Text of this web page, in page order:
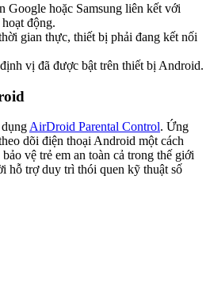
Google hoặc Samsung liên kết với
động.
gian thực, thiết bị phải đang kết nối
vị đã được bật trên thiết bị Android.
AirDroid Parental Control. Ứng
dõi điện thoại Android một cách
vệ trẻ em an toàn cả trong thế giới
hỗ trợ duy trì thói quen kỹ thuật số